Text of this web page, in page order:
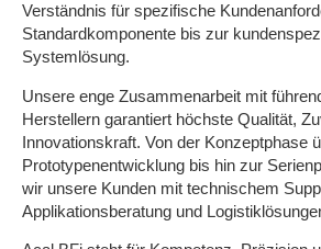
Verständnis für spezifische
Standardkomponente bis zur
Systemlösung.
Unsere enge Zusammenarbeit mit
Herstellern garantiert höchste Qualität,
Innovationskraft. Von der Konzeptphase
Prototypenentwicklung bis hin zur
wir unsere Kunden mit technischem
Applikationsberatung und